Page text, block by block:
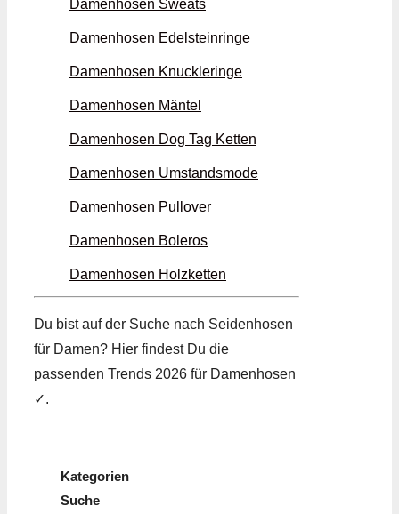
Damenhosen Sweats
Damenhosen Edelstein­ringe
Damenhosen Knuckle­ringe
Damenhosen Mäntel
Damenhosen Dog Tag Ketten
Damenhosen Umstands­mode
Damenhosen Pullover
Damenhosen Boleros
Damenhosen Holz­ketten
Du bist auf der Suche nach Seiden­hosen
für Damen? Hier findest Du die
passenden Trends 2026 für Damenhosen
✓.
Kategorien
Suche